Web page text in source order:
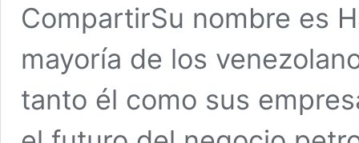
CompartirSu nombre es
mayoría de los
tanto él como sus